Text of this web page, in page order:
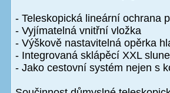
- Teleskopická lineární ochrana
- Vyjímatelná vnitřní vložka
- Výškově nastavitelná opěrka
- Integrovaná sklápěcí XXL
- Jako cestovní systém nejen s